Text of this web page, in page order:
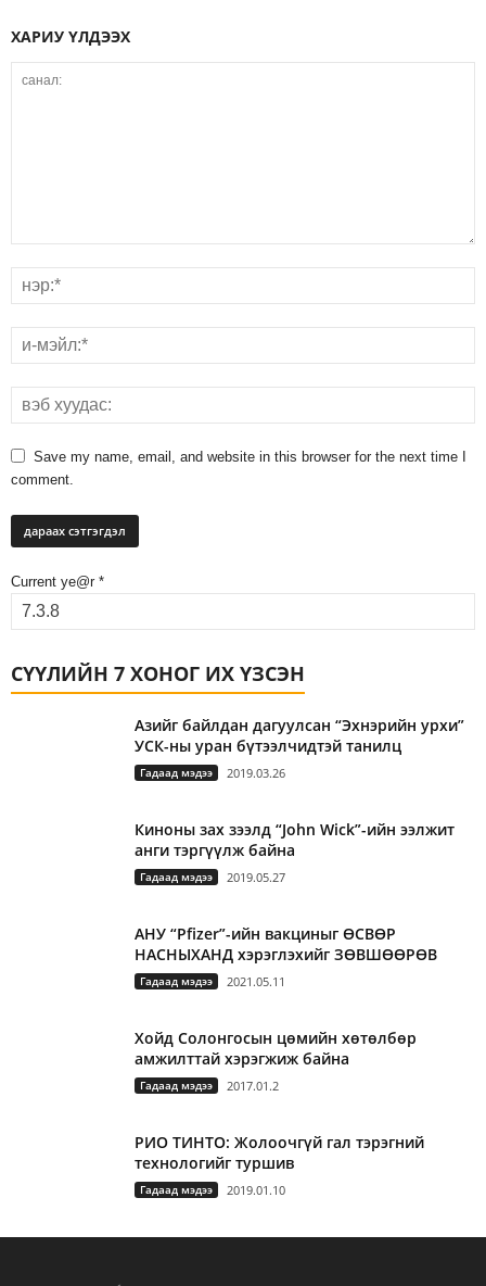
ХАРИУ ҮЛДЭЭХ
Save my name, email, and website in this browser for the next time I
comment.
Current ye@r *
СҮҮЛИЙН 7 ХОНОГ ИХ ҮЗСЭН
Азийг байлдан дагуулсан “Эхнэрийн урхи”
УСК-ны уран бүтээлчидтэй танилц
Гадаад мэдээ 2019.03.26
Киноны зах зээлд “John Wick”-ийн ээлжит
анги тэргүүлж байна
Гадаад мэдээ 2019.05.27
АНУ “Pfizer”-ийн вакциныг ӨСВӨР
НАСНЫХАНД хэрэглэхийг ЗӨВШӨӨРӨВ
Гадаад мэдээ 2021.05.11
Хойд Солонгосын цөмийн хөтөлбөр
амжилттай хэрэгжиж байна
Гадаад мэдээ 2017.01.2
РИО ТИНТО: Жолоочгүй гал тэрэгний
технологийг туршив
Гадаад мэдээ 2019.01.10